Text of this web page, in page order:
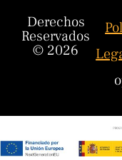
Derechos
Reservados
© 2026